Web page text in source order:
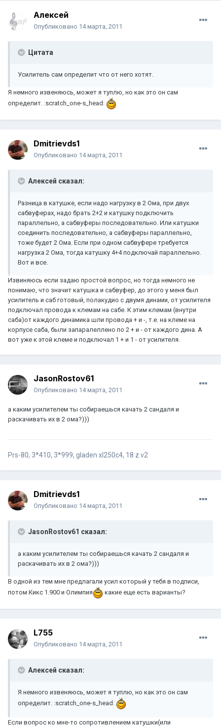
Aлексей
Опубликовано 14 марта, 2011
Цитата
Усилитель сам определит что от него хотят.
Я немного извеняюсь, может я туплю, но как это он сам
определит. :scratch_one-s_head:
Dmitrievds1
Опубликовано 14 марта, 2011
Aлексей сказал:
Разница в катушке, если надо нагрузку в 2 Ома, при двух
сабвуферах, надо брать 2+2 и катушку подключить
параллельно, а сабвуферы последовательно. Или катушки
соединить последовательно, а сабвуферы параллельно,
тоже будет 2 Ома. Если при одном сабвуфере требуется
нагрузка 2 Ома, тогда катушку 4+4 подключай параллельно.
Вот и все.
Извиняюсь если задаю простой вопрос, но тогда немного не
понимаю, что значит катушка и сабвуфер, до этого у меня был
усилитель и саб готовый, полакудио с двумя динами, от усилителя
подключал провода к клемам на сабе. К этим клемам (внутри
саба)от каждого динамика шли провода + и -, т.е. на клеме на
корпусе саба, были запаралеллено по 2 + и - от каждого дина. А
вот уже к этой клеме и подключал 1 + и 1 - от усилителя.
JasonRostov61
Опубликовано 14 марта, 2011
а каким усилителем ты собираешься качать 2 сандаля и
раскачивать их в 2 ома?)))
Prs-80, 3*410, 3*999, gladen xl250c4, 18 z.v2
Dmitrievds1
Опубликовано 14 марта, 2011
JasonRostov61 сказал:
а каким усилителем ты собираешься качать 2 сандаля и
раскачивать их в 2 ома?)))
В одной из тем мне предлагали усил который у тебя в подписи,
потом Кикс 1.900 и Олимпия
какие еще есть варианты?
L755
Опубликовано 14 марта, 2011
Aлексей сказал:
Я немного извеняюсь, может я туплю, но как это он сам
определит. :scratch_one-s_head:
Если вопрос ко мне-то сопротивлением катушки(или